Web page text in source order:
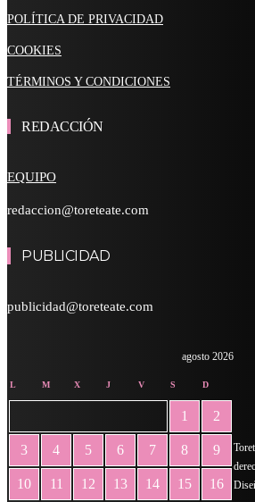
POLÍTICA DE PRIVACIDAD
COOKIES
TÉRMINOS Y CONDICIONES
REDACCIÓN
EQUIPO
redaccion@toreteate.com
PUBLICIDAD
publicidad@toreteate.com
agosto 2026
L M X J V S D
1 2
3 4 5 6 7 8 9
10 11 12 13 14 15 16